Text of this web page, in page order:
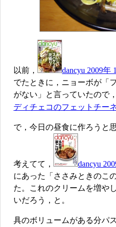
以前， dancyu 2009年
でたときに，ニョーボが「
がない」と言っていたので
ディチェコのフェットチー
で，今日の昼食に作ろうと
考えてて， dancyu
にあった「ささみときのこ
た。これのクリームを増や
いだろう，と。
具のボリュームがある分パ